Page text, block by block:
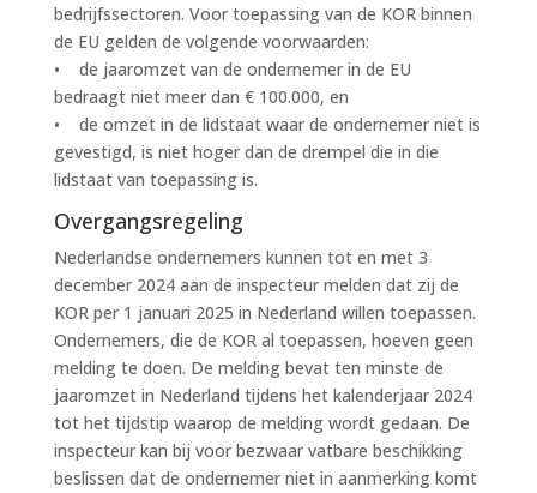
bedrijfssectoren. Voor toepassing van de KOR binnen
de EU gelden de volgende voorwaarden:
• de jaaromzet van de ondernemer in de EU
bedraagt niet meer dan € 100.000, en
• de omzet in de lidstaat waar de ondernemer niet is
gevestigd, is niet hoger dan de drempel die in die
lidstaat van toepassing is.
Overgangsregeling
Nederlandse ondernemers kunnen tot en met 3
december 2024 aan de inspecteur melden dat zij de
KOR per 1 januari 2025 in Nederland willen toepassen.
Ondernemers, die de KOR al toepassen, hoeven geen
melding te doen. De melding bevat ten minste de
jaaromzet in Nederland tijdens het kalenderjaar 2024
tot het tijdstip waarop de melding wordt gedaan. De
inspecteur kan bij voor bezwaar vatbare beschikking
beslissen dat de ondernemer niet in aanmerking komt